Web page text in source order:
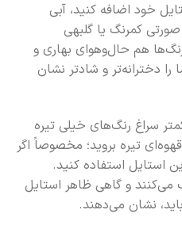
خود اضافه کنید، آبی
کمرنگ یا گلبهی
هم حال‌وهوای بهاری و
دخترانه‌تر و شادتر نشان
سراغ رنگ‌های خیلی تیره
تیره بروید؛ مخصوصاً اگر
استایل استفاده کنید.
می‌کنند و گاهی ظاهر استایل
نشان می‌دهند.